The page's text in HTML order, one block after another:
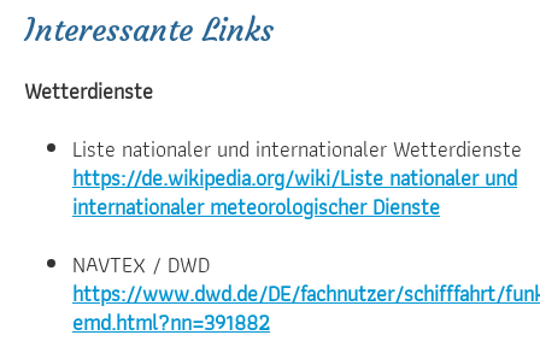
Interessante Links
Wetterdienste
Liste nationaler und internationaler Wetterdienste
https://de.wikipedia.org/wiki/Liste nationaler und
internationaler meteorologischer Dienste
NAVTEX / DWD
https://www.dwd.de/DE/fachnutzer/schifffahrt/
emd.html?nn=391882